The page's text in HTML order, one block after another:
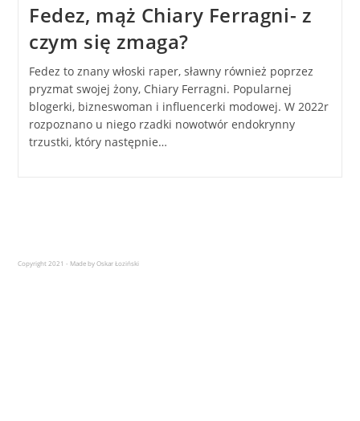
Fedez, mąż Chiary Ferragni- z
czym się zmaga?
Fedez to znany włoski raper, sławny również poprzez
pryzmat swojej żony, Chiary Ferragni. Popularnej
blogerki, bizneswoman i influencerki modowej. W 2022r
rozpoznano u niego rzadki nowotwór endokrynny
trzustki, który następnie…
Copyright 2021 - Made by Oskar Łoziński